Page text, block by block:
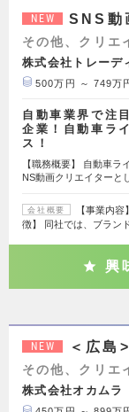
NEW SNS動
その他、クリエ
株式会社トレーデ
500万円 ～ 749万
自動車業界で注
企業！自動車ラ
ス！
【職務概要】 自動車
NS動画クリエイターと
会社概要
【事業内
徴】 同社では、ブラン
興
NEW ＜広島
その他、クリエ
株式会社オカムラ